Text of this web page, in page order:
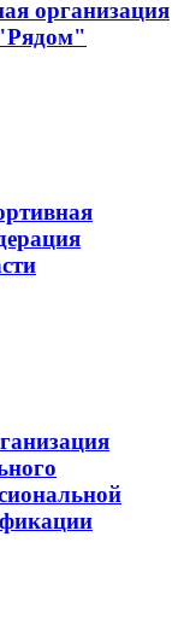
организация